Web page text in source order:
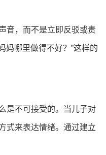
音，而不是立即反驳或责
妈哪里做得不好？”这样的
是不可接受的。当儿子对
式来表达情绪。通过建立